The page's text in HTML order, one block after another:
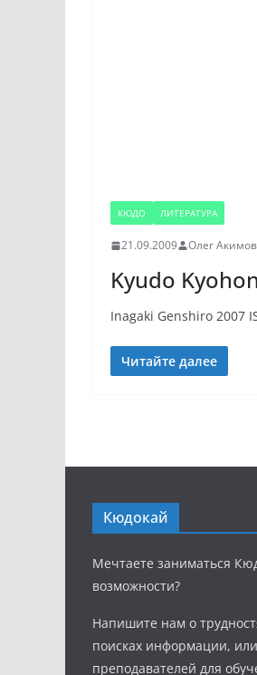
КЮДО ЛИТЕРАТУРА
21.09.2009 Олег Акимов
Kyudo
Inagaki Genshiro 2007
Читайте далее
Кюдокай
Мечтаете заниматься
возможности?
Напишите нам о
поисках информации,
преподавателей для